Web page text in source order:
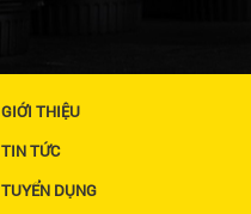
GIỚI THIỆU
TIN TỨC
TUYỂN DỤNG